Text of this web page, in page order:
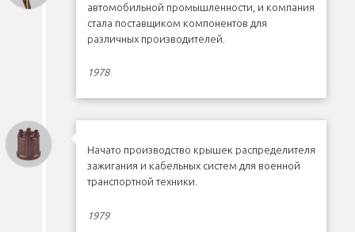
автомобильной промышленности, и компания
стала поставщиком компонентов для
различных производителей.
1978
Начато производство крышек распределителя
зажигания и кабельных систем для военной
транспортной техники.
1979